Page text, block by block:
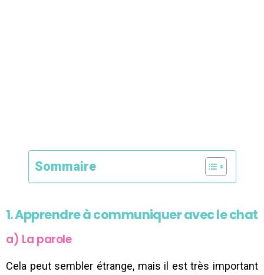
Sommaire
1. Apprendre à communiquer avec le chat
a) La parole
Cela peut sembler étrange, mais il est très important